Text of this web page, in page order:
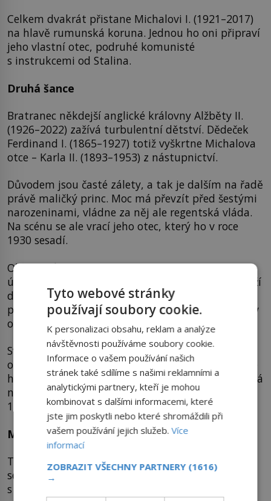
Celkem dvakrát přistane Michalovi I. (1921–2017)
na hlavě rumunská koruna. Jednou ho oni připraví
jeho vlastní otec, podruhé komunisté
s instrukcemi od Stalina.
Druhá šance
Bratranec někdejší anglické královny Alžběty II.
(1926–2022) zažívá turbulentní dětství. Dědeček
Ferdinand I. (1865–1927) totiž vyškrtne Michalova
otce – Karla II. (1893–1953) z nástupnictví.
Důvodem jsou časté zálety, a tak je dalším na řadě
právě maličký princ. Moc má převzít před šestými
narozeninami, vládne za něj ale regentská vláda.
Na scénu se ale vrací jeho otec, který ho v roce
1930 sesadí.
Obyvatelům totiž naslibuje, že zvládne vyřešit
útrapy vzniklé hospodářskou krizí. Na trůně vydrží
do září 1940, tehdy Rumunsku fakticky šéfuje
premiér Ion Antonescu (1882–1946), velký Hitlerův
obdivovatel.
Svrhne krále a na jeho místo nainstaluje
osmnáctiletého Michala, o němž je přesvědčen, že
ho bude ovládat jako loutku. Rumunsko se přidává
na stranu nacistů, sám král dokonce během roku
1941 poobědvá s Hitlerem.
Monarcha v sovětském satelitu
Tomu se aristokrat příliš nezamlouvá. Jeho obavy
se potvrdí v srpnu 1944, kdy se vládce spřáhne
s partyzány a společnými silami svrhnou
Tyto webové stránky
používají soubory cookie.
K personalizaci obsahu, reklam a analýze
návštěvnosti používáme soubory cookie.
Informace o vašem používání našich
stránek také sdílíme s našimi reklamními a
analytickými partnery, kteří je mohou
kombinovat s dalšími informacemi, které
jste jim poskytli nebo které shromáždili při
vašem používání jejich služeb.Více
informací
ZOBRAZIT VŠECHNY PARTNERY (1616)
→